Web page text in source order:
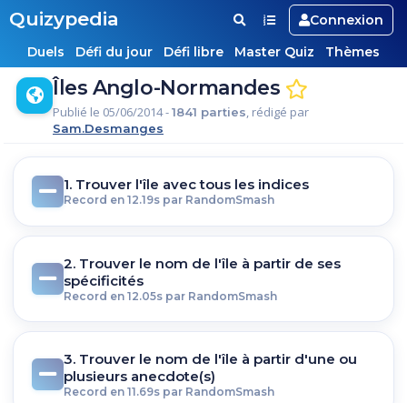
Quizypedia
Connexion
Duels
Défi du jour Défi libre Master Quiz Thèmes
Îles Anglo-Normandes
Publié le 05/06/2014 -1841 parties, rédigé par
Sam.Desmanges
1. Trouver l'île avec tous les indices
Record en 12.19s par RandomSmash
2. Trouver le nom de l'île à partir de ses
spécificités
Record en 12.05s par RandomSmash
3. Trouver le nom de l'île à partir d'une ou
plusieurs anecdote(s)
Record en 11.69s par RandomSmash